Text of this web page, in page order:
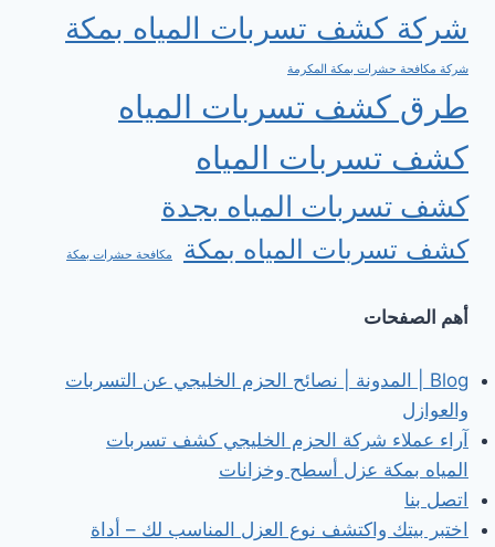
شركة كشف تسربات المياه بمكة
شركة مكافحة حشرات بمكة المكرمة
طرق كشف تسربات المياه
كشف تسربات المياه
كشف تسربات المياه بجدة
كشف تسربات المياه بمكة مكافحة حشرات بمكة
أهم الصفحات
Blog | المدونة | نصائح الحزم الخليجي عن التسربات
والعوازل
آراء عملاء شركة الحزم الخليجي كشف تسربات
المياه بمكة عزل أسطح وخزانات
اتصل بنا
اختبر بيتك واكتشف نوع العزل المناسب لك – أداة